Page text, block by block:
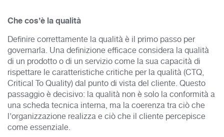
Che cos’è la qualità
Definire correttamente la qualità è il primo passo per
governarla. Una definizione efficace considera la qualità
di un prodotto o di un servizio come la sua capacità di
rispettare le caratteristiche critiche per la qualità (CTQ,
Critical To Quality) dal punto di vista del cliente. Questo
passaggio è decisivo: la qualità non è solo la conformità a
una scheda tecnica interna, ma la coerenza tra ciò che
l’organizzazione realizza e ciò che il cliente percepisce
come essenziale.